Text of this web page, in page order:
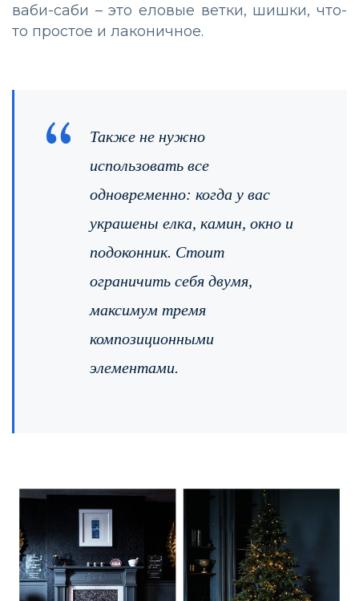
ваби-саби – это еловые ветки, шишки, что-
то простое и лаконичное.
Также не нужно
использовать все
одновременно: когда у вас
украшены елка, камин, окно и
подоконник. Стоит
ограничить себя двумя,
максимум тремя
композиционными
элементами.